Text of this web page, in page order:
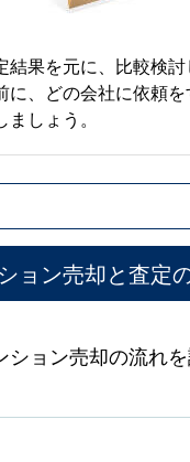
結果を元に、比較検討
に、どの会社に依頼を
しょう。
ョン売却と査定
ション売却の流れ